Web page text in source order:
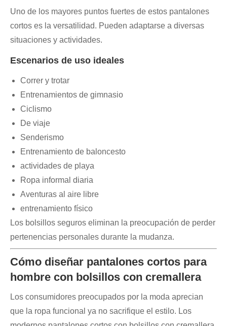
Uno de los mayores puntos fuertes de estos pantalones
cortos es la versatilidad. Pueden adaptarse a diversas
situaciones y actividades.
Escenarios de uso ideales
Correr y trotar
Entrenamientos de gimnasio
Ciclismo
De viaje
Senderismo
Entrenamiento de baloncesto
actividades de playa
Ropa informal diaria
Aventuras al aire libre
entrenamiento físico
Los bolsillos seguros eliminan la preocupación de perder
pertenencias personales durante la mudanza.
Cómo diseñar pantalones cortos para
hombre con bolsillos con cremallera
Los consumidores preocupados por la moda aprecian
que la ropa funcional ya no sacrifique el estilo. Los